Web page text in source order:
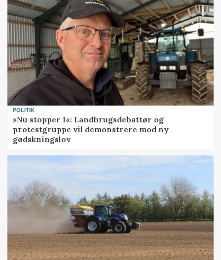
POLITIK
»Nu stopper I«: Landbrugsdebattør og
protestgruppe vil demonstrere mod ny
gødskningslov